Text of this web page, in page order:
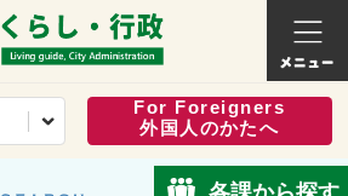
常総市公式ホームページ
くらし
For Foreigners
外国人のかたへ